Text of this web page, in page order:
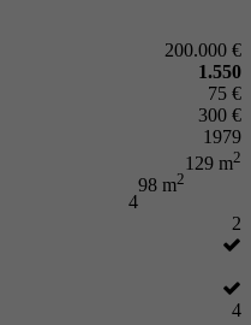
200.000 €
1.550
75 €
300 €
1979
129 m2
98 m2
4
2
4